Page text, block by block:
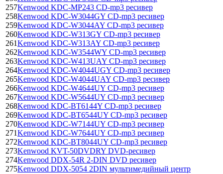
257Kenwood KDC-MP243 CD-mp3 ресивер
258Kenwood KDC-W3044GY CD-mp3 ресивер
259Kenwood KDC-W3044AY CD-mp3 ресивер
260Kenwood KDC-W313GY CD-mp3 ресивер
261Kenwood KDC-W313AY CD-mp3 ресивер
262Kenwood KDC-W3544WY CD-mp3 ресивер
263Kenwood KDC-W413UAY CD-mp3 ресивер
264Kenwood KDC-W4044UGY CD-mp3 ресивер
265Kenwood KDC-W4044UAY CD-mp3 ресивер
266Kenwood KDC-W4644UY CD-mp3 ресивер
267Kenwood KDC-W5644UY CD-mp3 ресивер
268Kenwood KDC-BT6144Y CD-mp3 ресивер
269Kenwood KDC-BT6544UY CD-mp3 ресивер
270Kenwood KDC-W7144UY CD-mp3 ресивер
271Kenwood KDC-W7644UY CD-mp3 ресивер
272Kenwood KDC-BT8044UY CD-mp3 ресивер
273Kenwood KVT-50DVDRY DVD-ресивер
274Kenwood DDX-54R 2-DIN DVD ресивер
275Kenwood DDX-5054 2DIN мультимедийный центр